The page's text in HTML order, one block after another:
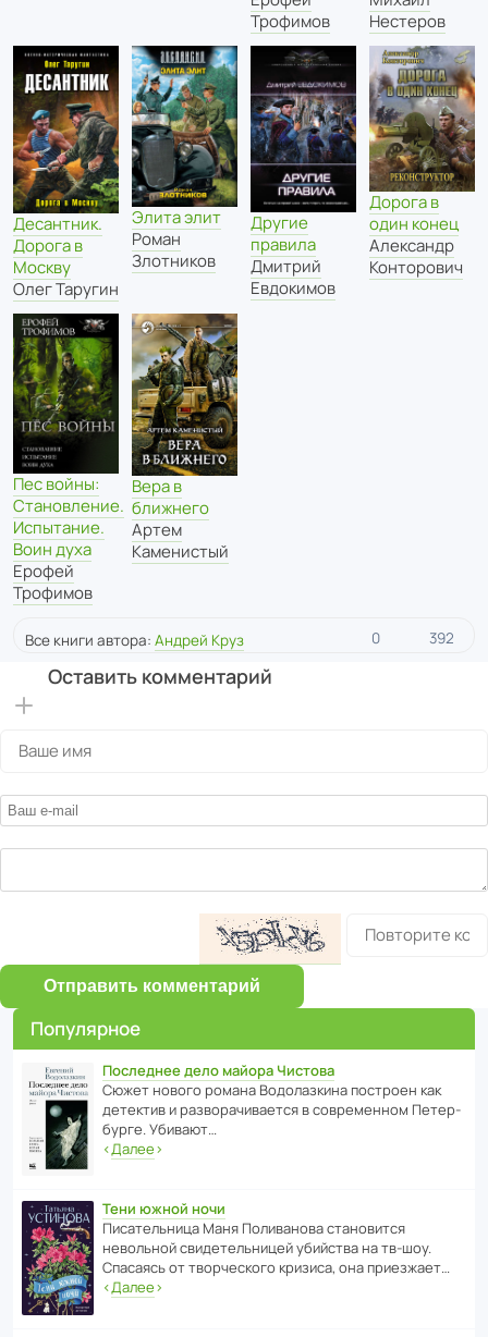
Трофимов
Нестеров
Десантник.
Дорога в
Москву
Олег Таругин
Элита элит
Роман
Злотников
Другие
правила
Дмитрий
Евдокимов
Дорога в
один конец
Александр
Конторович
Пес войны:
Становление.
Испытание.
Воин духа
Ерофей
Трофимов
Вера в
ближнего
Артем
Каменистый
Все книги автора: Андрей Круз 0 392
Оставить комментарий
Отправить комментарий
Популярное
Последнее дело майора Чистова
Сюжет нового романа Водо­ла­з­кина пост­роен как
дете­ктив и разво­ра­чи­ва­ется в совре­менном Пете­р­
бурге. Убивают…
‹Далее›
Тени южной ночи
Писа­тель­ница Маня Поли­ва­нова стано­вится
невольной свиде­тель­ницей убийства на тв-шоу.
Спасаясь от твор­че­с­кого кризиса, она приезжает…
‹Далее›